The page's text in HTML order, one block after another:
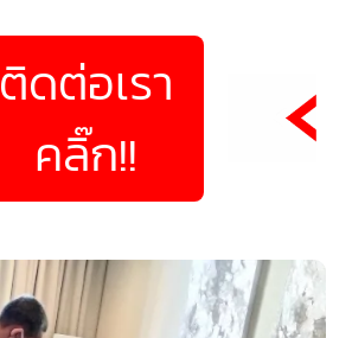
ติดต่อเรา
คลิ๊ก!!